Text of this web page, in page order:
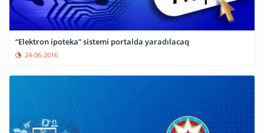
“Elektron ipoteka” sistemi portalda yaradılacaq
24-06-2016